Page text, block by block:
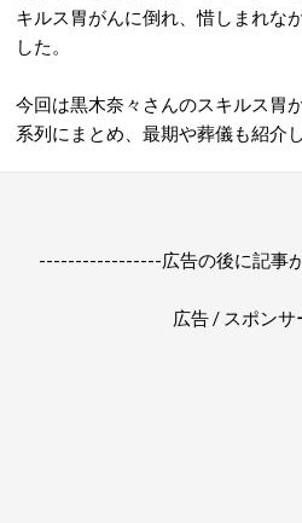
キルス胃がんに倒れ、惜しまれな
した。
今回は黒木奈々さんのスキルス胃
系列にまとめ、最期や葬儀も紹介し
-----------------広告の後に記事
広告 / スポンサ